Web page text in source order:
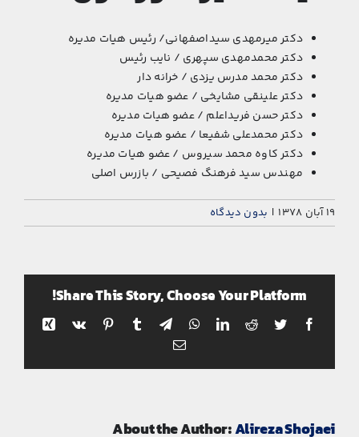
رویدادها
آکادمی
نشریات
تماس با ما
دکتر میرمهدی سیداصفهانی/ رئیس هیات مدیره
دکتر محمدمهدی سپهری / نایب رئیس
دکتر محمد مدرس یزدی / خرانه دار
دکتر علینقی مشایخی / عضو هیات مدیره
دکتر حسن فریداعلم / عضو هیات مدیره
دکتر محمدعلی شفیعا / عضو هیات مدیره
دکتر کاوه محمد سیروس / عضو هیات مدیره
مهندس سید فرهنگ فصیحی / بازرس اصلی
۱۹ آبان ۱۳۷۸ | بدون ديدگاه
Share This Story, Choose Your Platform!
Facebook
Twitter
Reddit
LinkedIn
WhatsApp
Telegram
Tumblr
Pinterest
Vk
Xing
پست
About the Author:Alireza Shojaei